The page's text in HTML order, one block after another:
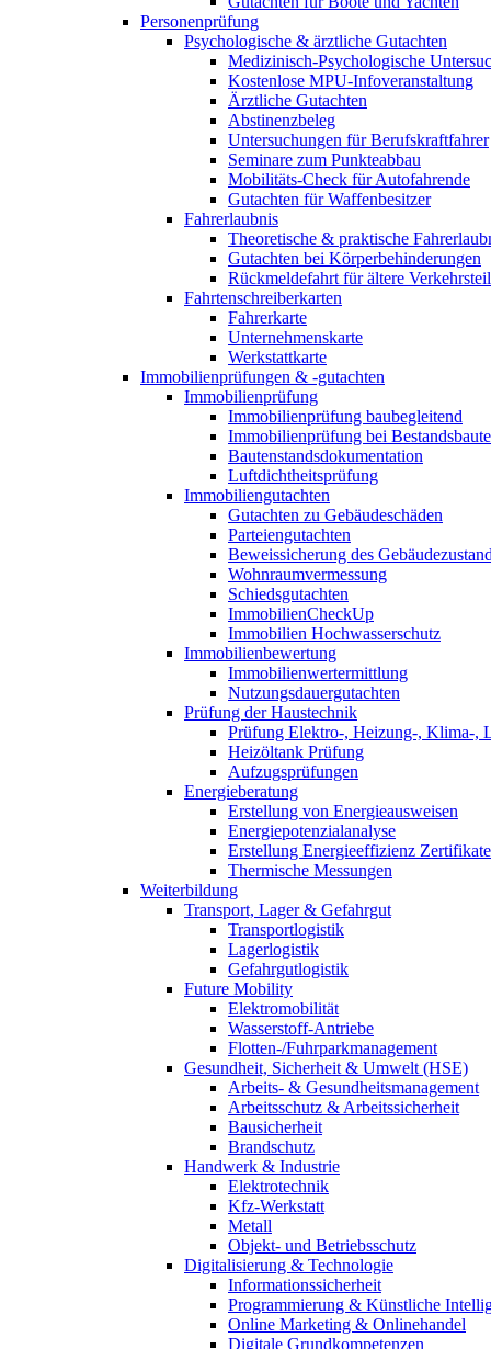
Personenprüfung
Psychologische & ärztliche Gutachten
Medizinisch-Psychologische
Kostenlose MPU-Infoveranstaltung
Ärztliche Gutachten
Abstinenzbeleg
Untersuchungen für Berufskraftfahrer
Seminare zum Punkteabbau
Mobilitäts-Check für Autofahrende
Gutachten für Waffenbesitzer
Fahrerlaubnis
Theoretische & praktische
Gutachten bei Körperbehinderungen
Rückmeldefahrt für ältere
Fahrtenschreiberkarten
Fahrerkarte
Unternehmenskarte
Werkstattkarte
Immobilienprüfungen & -gutachten
Immobilienprüfung
Immobilienprüfung baubegleitend
Immobilienprüfung bei
Bautenstandsdokumentation
Luftdichtheitsprüfung
Immobiliengutachten
Gutachten zu Gebäudeschäden
Parteiengutachten
Beweissicherung des
Wohnraumvermessung
Schiedsgutachten
ImmobilienCheckUp
Immobilien Hochwasserschutz
Immobilienbewertung
Immobilienwertermittlung
Nutzungsdauergutachten
Prüfung der Haustechnik
Prüfung Elektro-, Heizung-, Klima-,
Heizöltank Prüfung
Aufzugsprüfungen
Energieberatung
Erstellung von Energieausweisen
Energiepotenzialanalyse
Erstellung Energieeffizienz Zertifikate
Thermische Messungen
Weiterbildung
Transport, Lager & Gefahrgut
Transportlogistik
Lagerlogistik
Gefahrgutlogistik
Future Mobility
Elektromobilität
Wasserstoff-Antriebe
Flotten-/Fuhrparkmanagement
Gesundheit, Sicherheit & Umwelt (HSE)
Arbeits- & Gesundheitsmanagement
Arbeitsschutz & Arbeitssicherheit
Bausicherheit
Brandschutz
Handwerk & Industrie
Elektrotechnik
Kfz-Werkstatt
Metall
Objekt- und Betriebsschutz
Digitalisierung & Technologie
Informationssicherheit
Programmierung & Künstliche
Online Marketing & Onlinehandel
Digitale Grundkompetenzen